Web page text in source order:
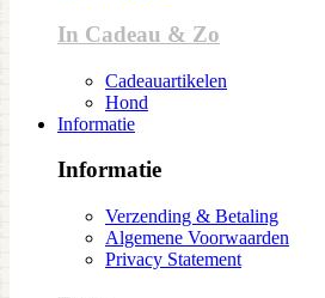
In Cadeau & Zo
Cadeauartikelen
Hond
Informatie
Informatie
Verzending & Betaling
Algemene Voorwaarden
Privacy Statement